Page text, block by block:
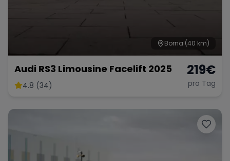
Borna (40 km)
Audi RS3 Limousine Facelift 2025
4.8 (34)
219€
pro Tag